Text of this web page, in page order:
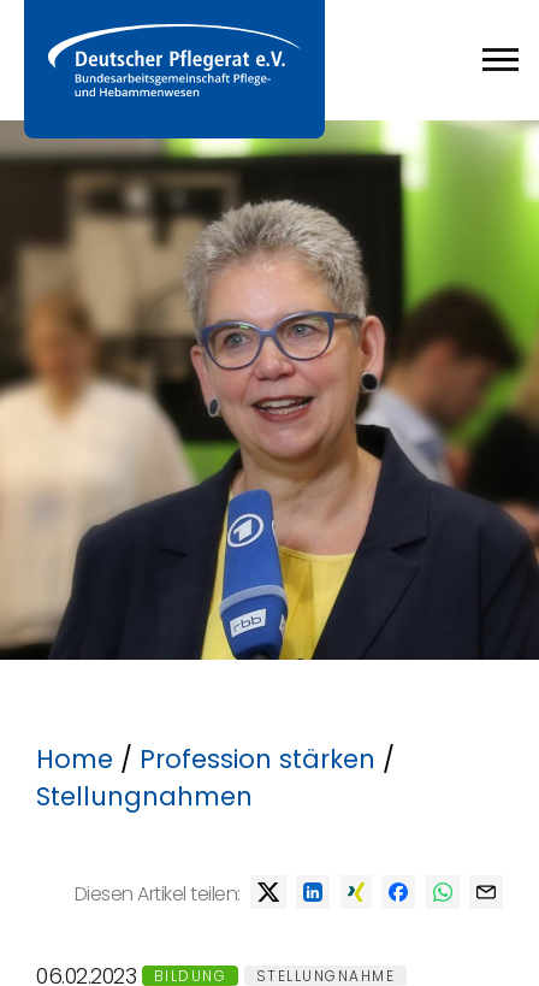
Home / Profession stärken /
Stellungnahmen
Diesen Artikel teilen:
06.02.2023 BILDUNG STELLUNGNAHME